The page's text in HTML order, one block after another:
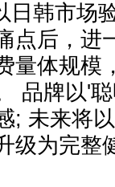
日韩市场
点后，进
量体规模
品牌以'
; 未来将
级为完整